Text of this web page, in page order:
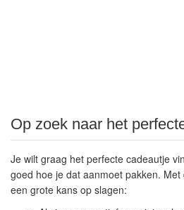
Op zoek naar het
Je wilt graag het perfecte cadeautje
goed hoe je dat aanmoet pakken.
een grote kans op slagen: